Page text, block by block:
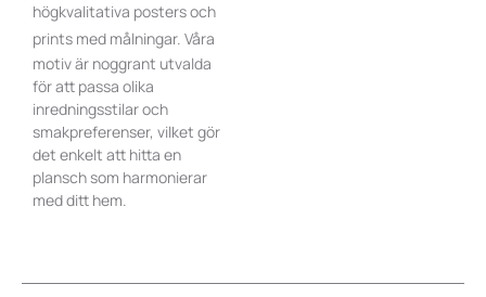
högkvalitativa postersoch
prints med målningar. Våra
motiv är noggrant utvalda
för att passa olika
inredningsstilar och
smakpreferenser, vilket gör
det enkelt att hitta en
plansch som harmonierar
med ditt hem.